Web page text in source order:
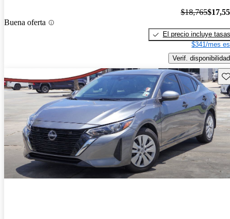
Buena oferta
$18,765
El precio incluye tasas
$341/mes
Verif. disponibilidad